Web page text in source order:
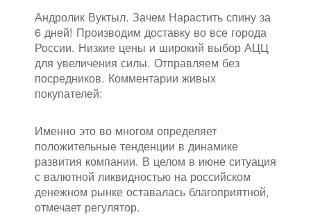
Андролик Вуктыл. Зачем Нарастить спину за
6 дней! Производим доставку во все города
России. Низкие цены и широкий выбор АЦЦ
для увеличения силы. Отправляем без
посредников. Комментарии живых
покупателей:
Именно это во многом определяет
положительные тенденции в динамике
развития компании. В целом в июне ситуация
с валютной ликвидностью на российском
денежном рынке оставалась благоприятной,
отмечает регулятор.